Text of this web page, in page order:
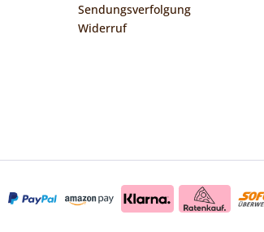
Sendungsverfolgung
Widerruf